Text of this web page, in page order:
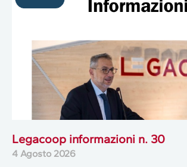
Legacoop informazioni n. 30
4 Agosto 2026